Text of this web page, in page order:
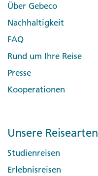
Über Gebeco
Nachhaltigkeit
FAQ
Rund um Ihre Reise
Presse
Kooperationen
Unsere Reisearten
Studienreisen
Erlebnisreisen